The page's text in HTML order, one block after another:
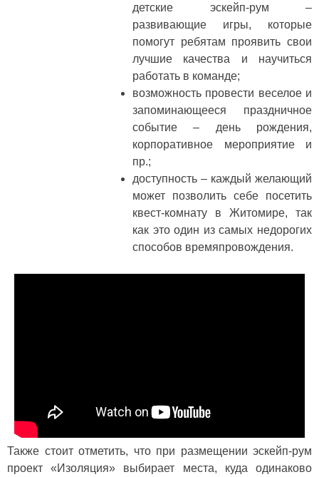
детские эскейп-рум –
развивающие игры, которые
помогут ребятам проявить свои
лучшие качества и научиться
работать в команде;
возможность провести веселое и
запоминающееся праздничное
событие – день рождения,
корпоративное мероприятие и
пр.;
доступность – каждый желающий
может позволить себе посетить
квест-комнату в Житомире, так
как это один из самых недорогих
способов времяпровождения.
Также стоит отметить, что при размещении эскейп-рум
проект «Изоляция» выбирает места, куда одинаково